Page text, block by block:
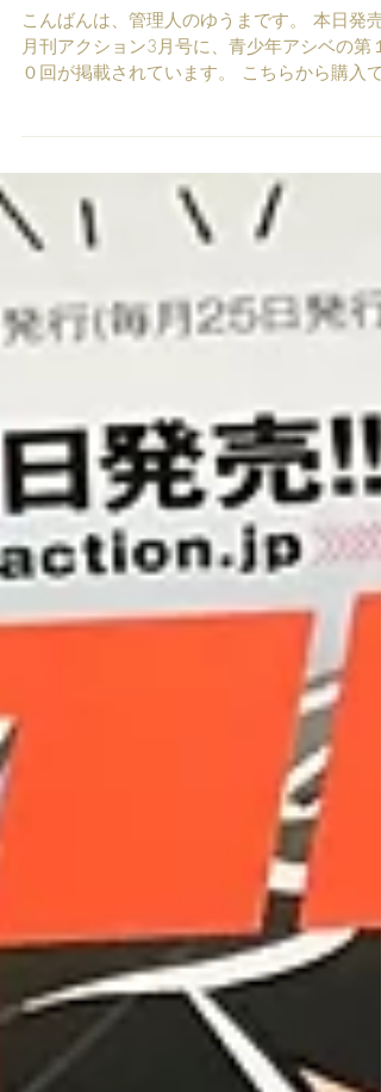
本日発売！
こんばんは、管理人のゆうまです。 本日発売
０回が掲載されています。 こちらから購入で
くんだけど、途中で謎の少女と出会って。。
いろいろあって。。。なぜか残念な思い出で
をいっぱいにし...